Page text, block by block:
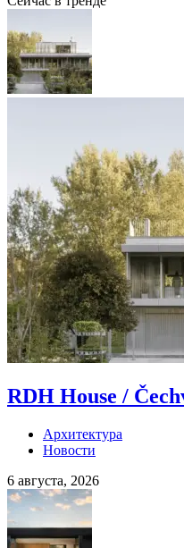
RDH House /
Архитектура
Новости
6 августа, 2026